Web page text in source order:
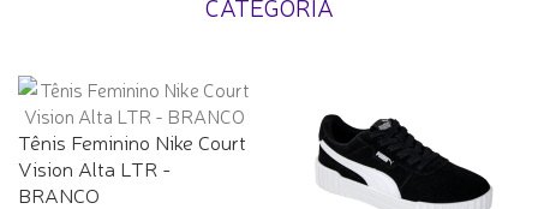
Tênis Feminino Nike Court
Vision Alta LTR -
BRANCO